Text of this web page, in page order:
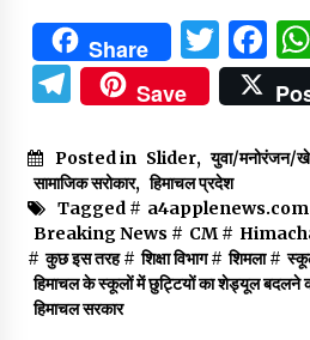
Share
Telegram
Save
Posted in Slider, युवा/मनोरंजन/
सामाजिक सरोकार, हिमाचल प्रदेश
Tagged # a4applenews.com
Breaking News # CM#
# कुछ इस तरह# शिक्षा विभाग# शिमला#
हिमाचल के स्कूलों में छुट्टियों का शेड्यूल बदलने
हिमाचल सरकार